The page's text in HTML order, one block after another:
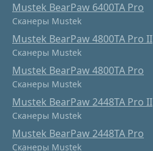
Mustek BearPaw 6400TA Pro
Сканеры Mustek
Mustek BearPaw 4800TA Pro II
Сканеры Mustek
Mustek BearPaw 4800TA Pro
Сканеры Mustek
Mustek BearPaw 2448TA Pro II
Сканеры Mustek
Mustek BearPaw 2448TA Pro
Сканеры Mustek